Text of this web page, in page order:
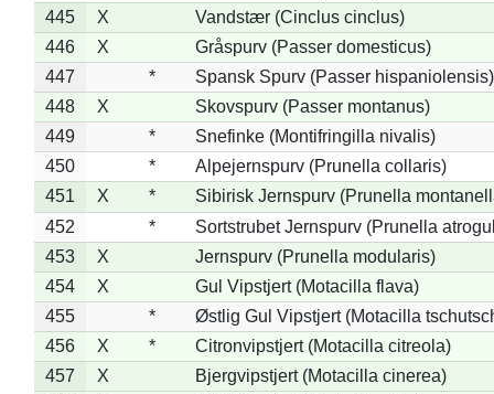
445
X
Vandstær (Cinclus cinclus)
446
X
Gråspurv (Passer domesticus)
447
*
Spansk Spurv (Passer hispaniolensis)
448
X
Skovspurv (Passer montanus)
449
*
Snefinke (Montifringilla nivalis)
450
*
Alpejernspurv (Prunella collaris)
451
X *
Sibirisk Jernspurv (Prunella
452
*
Sortstrubet Jernspurv (Prunella
453
X
Jernspurv (Prunella modularis)
454
X
Gul Vipstjert (Motacilla flava)
455
*
Østlig Gul Vipstjert (Motacilla
456
X *
Citronvipstjert (Motacilla citreola)
457
X
Bjergvipstjert (Motacilla cinerea)